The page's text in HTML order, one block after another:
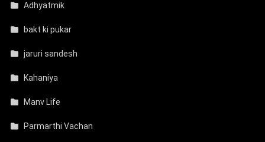
Adhyatmik
bakt ki pukar
jaruri sandesh
Kahaniya
Manv Life
Parmarthi Vachan